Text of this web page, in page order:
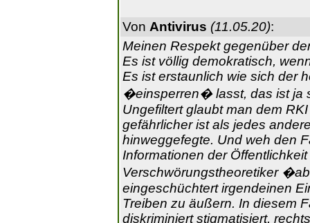
Von Antivirus (11.05.20):
Meinen Respekt gegenüber
Es ist völlig demokratisch,
Es ist erstaunlich wie sich der
�einsperren� lasst, das ist ja
Ungefiltert glaubt man dem
gefährlicher ist als jedes
hinweggefegte. Und weh den
Informationen der
Verschwörungstheoretiker
eingeschüchtert irgendeinen
Treiben zu äußern. In diesem
diskriminiert stigmatisiert,